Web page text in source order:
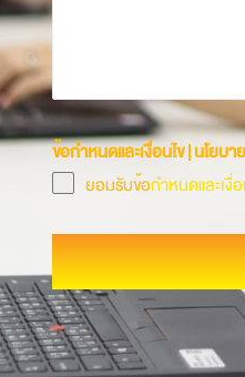
ข้อกำหนดและเงื่อนไข | นโย
ยอมรับข้อกำหนดและเงื่